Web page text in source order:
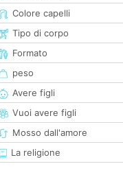
Colore capelli
Tipo di corpo
Formato
peso
Avere figli
Vuoi avere figli
Mosso dall'amore
La religione